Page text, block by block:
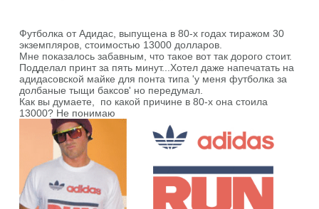
Футболка от Адидас, выпущена в 80-х годах тиражом 30
экземпляров, стоимостью 13000 долларов.
Мне показалось забавным, что такое вот так дорого стоит.
Подделал принт за пять минут...Хотел даже напечатать на
адидасовской майке для понта типа 'у меня футболка за
долбаные тыщи баксов' но передумал.
Как вы думаете, по какой причине в 80-х она стоила
13000? Не понимаю